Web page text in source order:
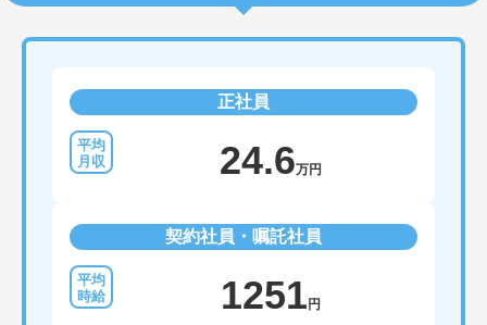
正社員
24.6万円
契約社員・嘱託社員
1251 円